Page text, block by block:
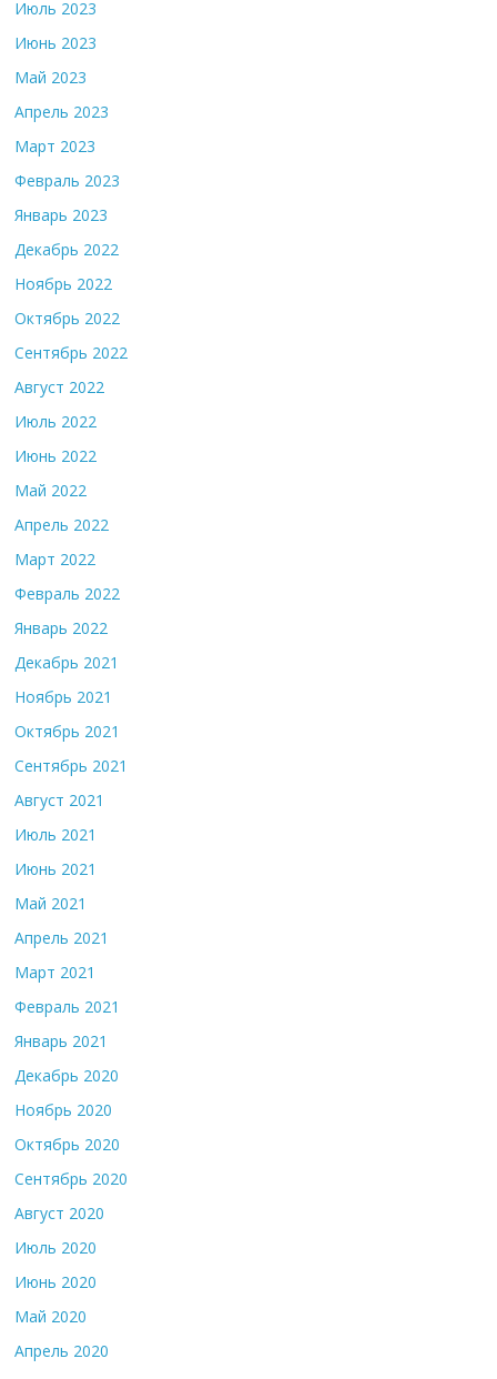
Июль 2023
Июнь 2023
Май 2023
Апрель 2023
Март 2023
Февраль 2023
Январь 2023
Декабрь 2022
Ноябрь 2022
Октябрь 2022
Сентябрь 2022
Август 2022
Июль 2022
Июнь 2022
Май 2022
Апрель 2022
Март 2022
Февраль 2022
Январь 2022
Декабрь 2021
Ноябрь 2021
Октябрь 2021
Сентябрь 2021
Август 2021
Июль 2021
Июнь 2021
Май 2021
Апрель 2021
Март 2021
Февраль 2021
Январь 2021
Декабрь 2020
Ноябрь 2020
Октябрь 2020
Сентябрь 2020
Август 2020
Июль 2020
Июнь 2020
Май 2020
Апрель 2020